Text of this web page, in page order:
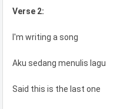
Verse 2:
I'm writing a song
Aku sedang menulis lagu
Said this is the last one